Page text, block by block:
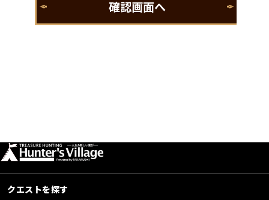
クエストを探す